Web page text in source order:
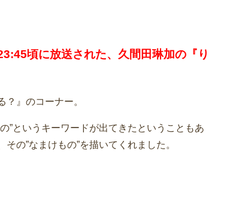
頃に放送された、久間田琳加の『り
』のコーナー。
”というキーワードが出てきたということもあ
の”なまけもの”を描いてくれました。